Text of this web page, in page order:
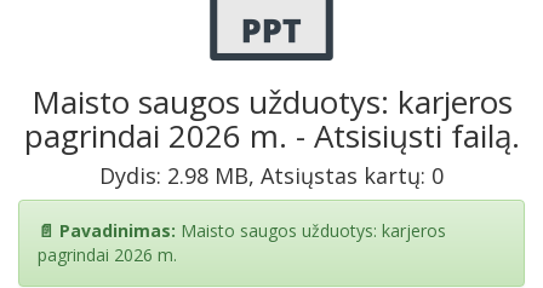
Maisto saugos užduotys: karjeros
pagrindai 2026 m. - Atsisiųsti failą.
Dydis: 2.98 MB, Atsiųstas kartų: 0
📄 Pavadinimas: Maisto saugos užduotys: karjeros
pagrindai 2026 m.